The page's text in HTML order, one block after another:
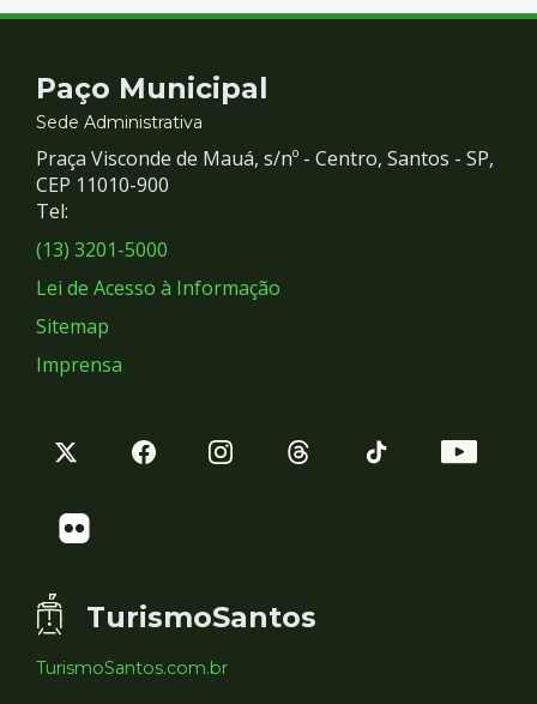
Contato
e
Redes
Sociais
Paço Municipal
Sede Administrativa
Praça Visconde de Mauá, s/nº - Centro, Santos - SP,
CEP 11010-900
Tel:
(13) 3201-5000
Lei de Acesso à Informação
Sitemap
Imprensa
TurismoSantos
TurismoSantos.com.br